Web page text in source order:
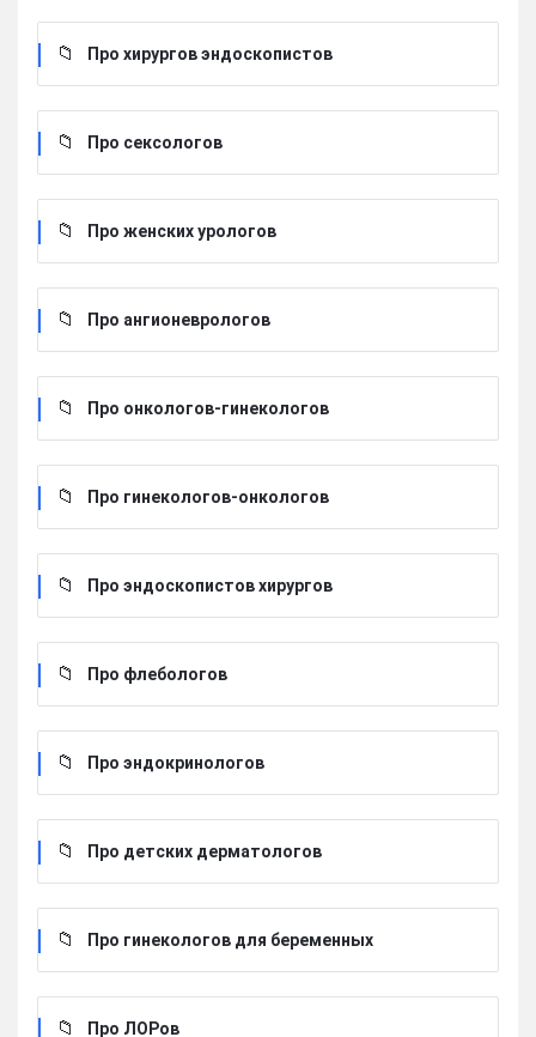
Про хирургов эндоскопистов
Про сексологов
Про женских урологов
Про ангионеврологов
Про онкологов-гинекологов
Про гинекологов-онкологов
Про эндоскопистов хирургов
Про флебологов
Про эндокринологов
Про детских дерматологов
Про гинекологов для беременных
Про ЛОРов